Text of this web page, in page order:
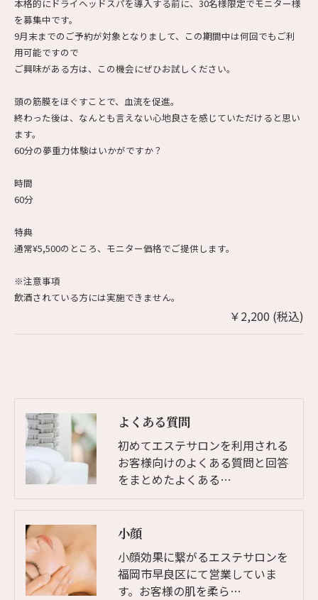
本格的にドライヘッドスパを導入する前に、30名様限定でモニター様
を募集中です。
9月末までのご予約が対象となりまして、この期間中は何回でもご利
用可能ですので
ご興味がある方は、この機会にぜひお試しください。
頭の筋膜をほぐすことで、血流を促進。
終わった後は、なんとも言えない心地良さを感じていただけると思い
ます。
60分の夢重力体験はいかがですか？
時間
60分
特典
通常¥5,500のところ、モニター価格でご提供します。
※注意事項
飲酒されている方には実施できません。
￥2,200 (税込)
よくある質問
初めてエステサロンを利用される
お客様向けのよくある質問と回答
をまとめたよくある…
小顔
小顔効果に繋がるエステサロンを
福岡市早良区にて営業していま
す。お客様の肌を柔ら…